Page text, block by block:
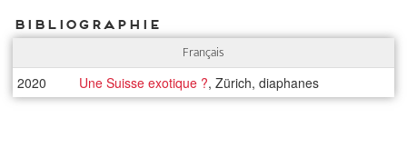
Bibliographie
Français
2020 Une Suisse exotique ?, Zürich, diaphanes